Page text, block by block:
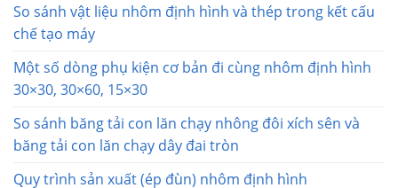
So sánh vật liệu nhôm định hình và thép trong kết cấu
chế tạo máy
Một số dòng phụ kiện cơ bản đi cùng nhôm định hình
30×30, 30×60, 15×30
So sánh băng tải con lăn chạy nhông đôi xích sên và
băng tải con lăn chạy dây đai tròn
Quy trình sản xuất (ép đùn) nhôm định hình